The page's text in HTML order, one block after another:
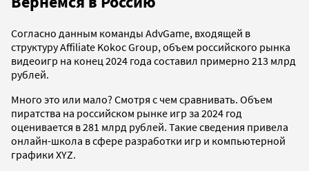
Согласно данным команды AdvGame, входящей в
структуру Affiliate Kokoc Group, объем российского рынка
видеоигр на конец 2024 года составил примерно 213 млрд
рублей.
Много это или мало? Смотря с чем сравнивать. Объем
пиратства на российском рынке игр за 2024 год
оценивается в 281 млрд рублей. Такие сведения привела
онлайн-школа в сфере разработки игр и компьютерной
графики XYZ.